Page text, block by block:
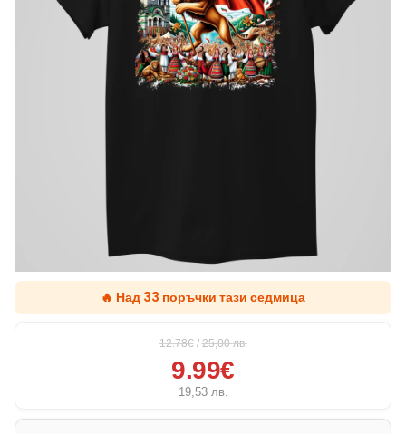
🔥 Над 33 поръчки тази седмица
12.78€ / 25,00лв.
9.99€
19,53 лв.